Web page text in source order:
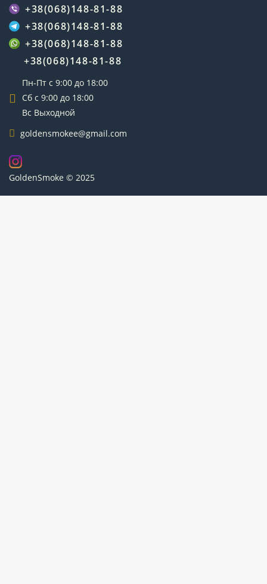
+38(068)148-81-88
+38(068)148-81-88
+38(068)148-81-88
+38(068)148-81-88
Пн-Пт с 9:00 до 18:00
Сб с 9:00 до 18:00
Вс Выходной
goldensmokee@gmail.com
GoldenSmoke © 2025